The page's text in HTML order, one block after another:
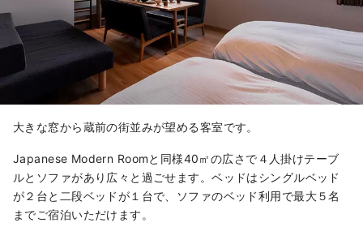
大きな窓から蔵前の街並みが望める客室です。
Japanese Modern Roomと同様40㎡の広さで４人掛けテーブ
ルとソファがあり広々と過ごせます。ベッドはシングルベッド
が２台と二段ベッドが１台で、ソファのベッド利用で最大５名
までご宿泊いただけます。